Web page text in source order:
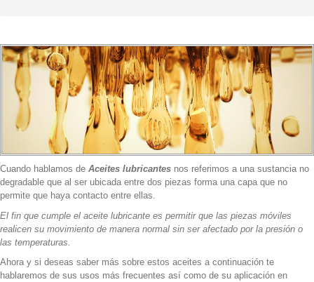
NUESTROS VIAJES
NOTICIAS
NOSOTROS
HISTORIA , MISIÓN Y VISIÓN
NUESTRO EQUIPO DE TRABAJO
CONTACTO
Cuando hablamos de Aceites lubricantes nos referimos a una sustancia no
degradable que al ser ubicada entre dos piezas forma una capa que no
permite que haya contacto entre ellas.
El fin que cumple el aceite lubricante es permitir que las piezas móviles
realicen su movimiento de manera normal sin ser afectado por la presión o
las temperaturas.
Ahora y si deseas saber más sobre estos aceites a continuación te
hablaremos de sus usos más frecuentes así como de su aplicación en